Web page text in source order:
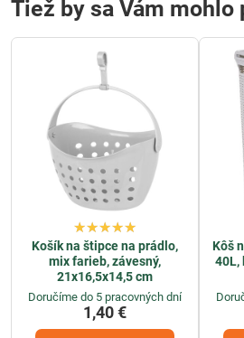
Tiež by sa Vám mohlo
Košík na štipce na prádlo,
mix farieb, závesný,
21x16,5x14,5 cm
Doručíme do 5 pracovných dní
1,40 €
Kôš
40L,